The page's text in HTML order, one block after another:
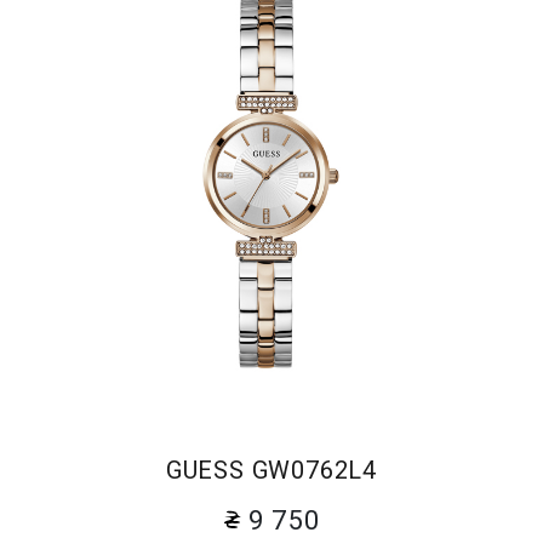
GUESS GW0762L4
9 750